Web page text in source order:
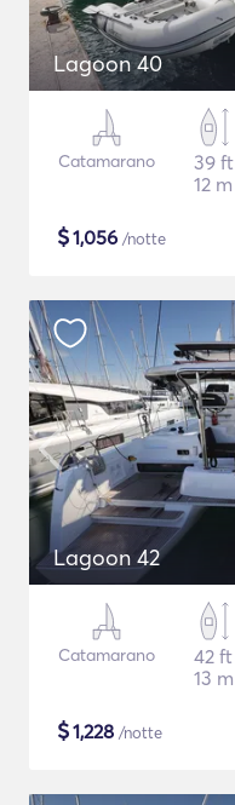
Lagoon 40
Catamarano
39 ft
12 m
$1,056 /notte
Lagoon 42
Catamarano
42 ft
13 m
$1,228 /notte